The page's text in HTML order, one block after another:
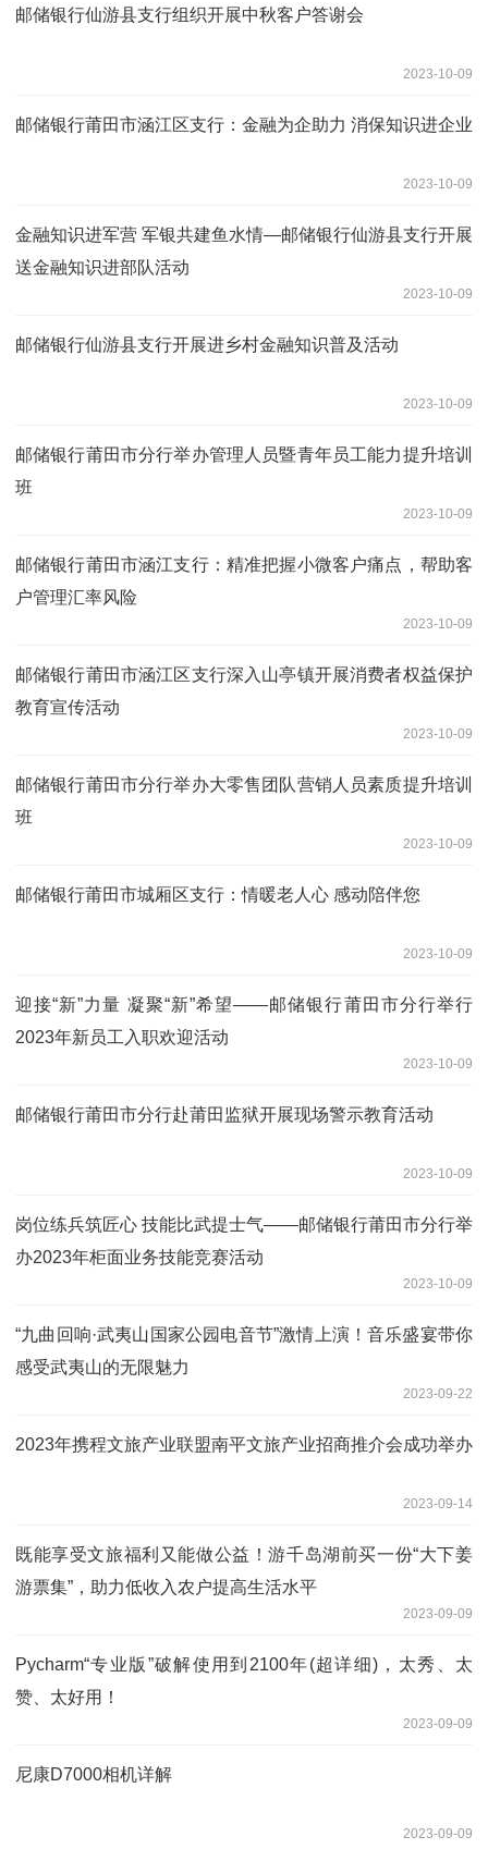
邮储银行仙游县支行组织开展中秋客户答谢会
2023-10-09
邮储银行莆田市涵江区支行：金融为企助力 消保知识进企业
2023-10-09
金融知识进军营 军银共建鱼水情—邮储银行仙游县支行开展
送金融知识进部队活动
2023-10-09
邮储银行仙游县支行开展进乡村金融知识普及活动
2023-10-09
邮储银行莆田市分行举办管理人员暨青年员工能力提升培训
班
2023-10-09
邮储银行莆田市涵江支行：精准把握小微客户痛点，帮助客
户管理汇率风险
2023-10-09
邮储银行莆田市涵江区支行深入山亭镇开展消费者权益保护
教育宣传活动
2023-10-09
邮储银行莆田市分行举办大零售团队营销人员素质提升培训
班
2023-10-09
邮储银行莆田市城厢区支行：情暖老人心 感动陪伴您
2023-10-09
迎接“新”力量 凝聚“新”希望——邮储银行莆田市分行举行
2023年新员工入职欢迎活动
2023-10-09
邮储银行莆田市分行赴莆田监狱开展现场警示教育活动
2023-10-09
岗位练兵筑匠心 技能比武提士气——邮储银行莆田市分行举
办2023年柜面业务技能竞赛活动
2023-10-09
“九曲回响·武夷山国家公园电音节”激情上演！音乐盛宴带你
感受武夷山的无限魅力
2023-09-22
2023年携程文旅产业联盟南平文旅产业招商推介会成功举办
2023-09-14
既能享受文旅福利又能做公益！游千岛湖前买一份“大下姜
游票集”，助力低收入农户提高生活水平
2023-09-09
Pycharm“专业版”破解使用到2100年(超详细)，太秀、太
赞、太好用！
2023-09-09
尼康D7000相机详解
2023-09-09